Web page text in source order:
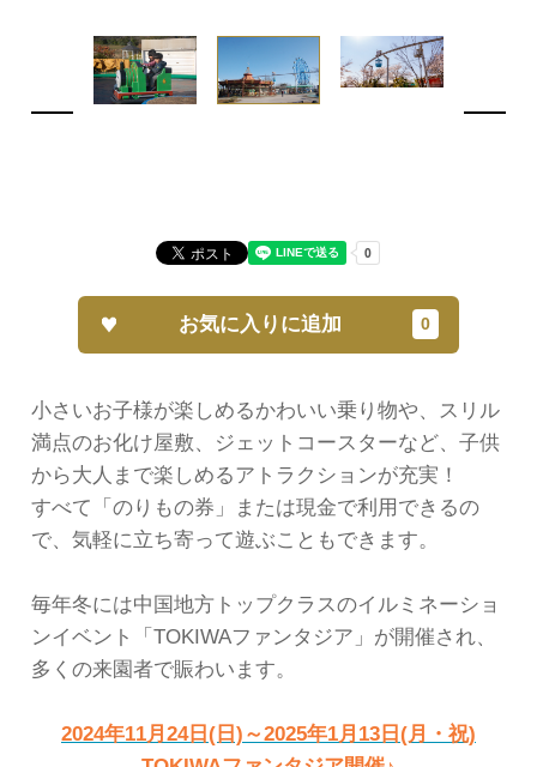
小さいお子様が楽しめるかわいい乗り物や、スリル
満点のお化け屋敷、ジェットコースターなど、子供
から大人まで楽しめるアトラクションが充実！
すべて「のりもの券」または現金で利用できるの
で、気軽に立ち寄って遊ぶこともできます。
毎年冬には中国地方トップクラスのイルミネーショ
ンイベント「TOKIWAファンタジア」が開催され、
多くの来園者で賑わいます。
2024年11月24日(日)～2025年1月13日(月・祝)
お気に入りに追加